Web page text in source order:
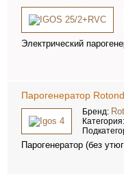
Электрический
Парогенератор
Бренд:
Парогенератор (без